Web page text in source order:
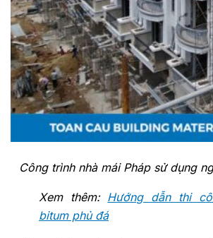
Công trình nhà mái Pháp sử dụng
Xem thêm: Hướng dẫn thi
bitum phủ đá